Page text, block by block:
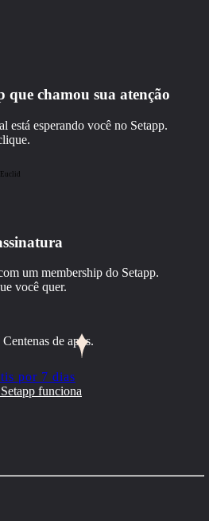
que chamou sua atenção
está esperando você no Setapp.
Euclid
um membership do Setapp.
você quer.
de apps.
por 7 dias
funciona